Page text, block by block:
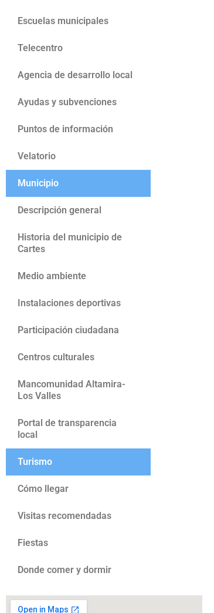
Escuelas municipales
Telecentro
Agencia de desarrollo local
Ayudas y subvenciones
Puntos de información
Velatorio
Municipio
Descripción general
Historia del municipio de
Cartes
Medio ambiente
Instalaciones deportivas
Participación ciudadana
Centros culturales
Mancomunidad Altamira-
Los Valles
Portal de transparencia
local
Turismo
Cómo llegar
Visitas recomendadas
Fiestas
Donde comer y dormir